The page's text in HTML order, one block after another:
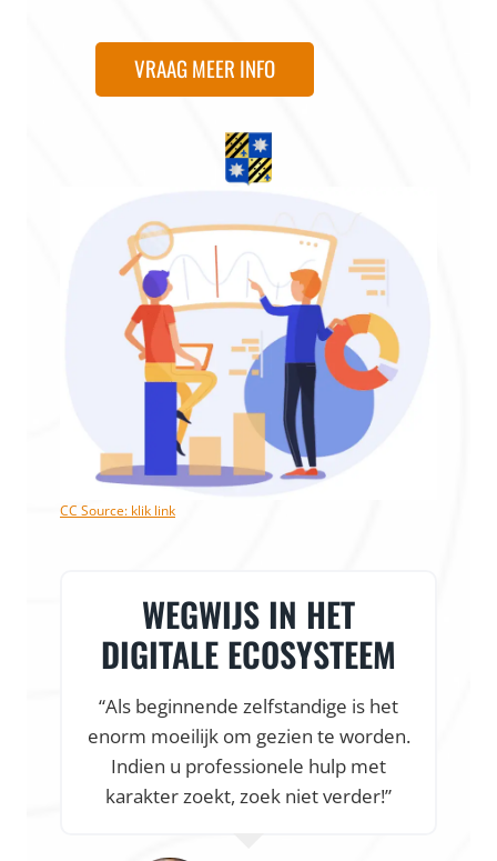
VRAAG MEER INFO
CC Source: klik link
WEGWIJS IN HET
DIGITALE ECOSYSTEEM
“Als beginnende zelfstandige is het
enorm moeilijk om gezien te worden.
Indien u professionele hulp met
karakter zoekt, zoek niet verder!”